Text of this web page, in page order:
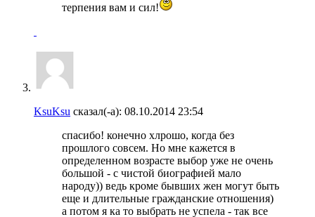
терпения вам и сил!
KsuKsu сказал(-а): 08.10.2014 23:54
спасибо! конечно хлрошо, когда без
прошлого совсем. Но мне кажется в
определенном возрасте выбор уже не очень
большой - с чистой биографией мало
народу)) ведь кроме бывших жен могут быть
еще и длительные гражданские отношения)
а потом я ка то выбрать не успела - так все